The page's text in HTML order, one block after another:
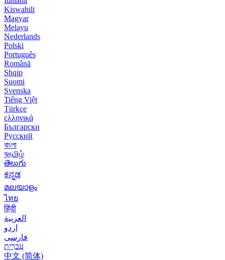
Kiswahili
Magyar
Melayu
Nederlands
Polski
Português
Română
Shqip
Suomi
Svenska
Tiếng Việt
Türkçe
ελληνικά
Български
Русский
বাংলা
বதமிழ்
తెలుగు
ಕನ್ನಡ
മലയാളം
ไทย
हिंदी
العربية
اردو
فارسی
עִברִית
中文 (简体)